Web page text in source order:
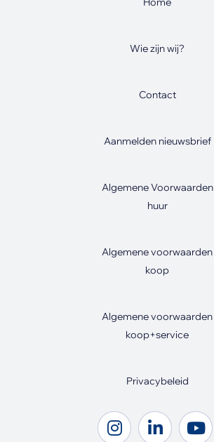
Wie zijn wij?
Contact
Aanmelden nieuwsbrief
Algemene Voorwaarden
huur
Algemene voorwaarden
koop
Algemene voorwaarden
koop+service
Privacybeleid